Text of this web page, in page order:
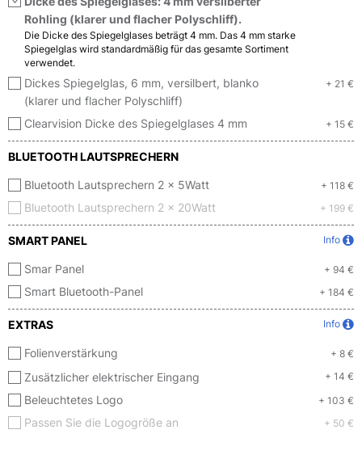
Rohling (klarer und flacher Polyschliff).
Die Dicke des Spiegelglases beträgt 4 mm. Das 4 mm starke
Spiegelglas wird standardmäßig für das gesamte Sortiment
verwendet.
Dickes Spiegelglas, 6 mm, versilbert, blanko
(klarer und flacher Polyschliff)
+ 21 €
Clearvision Dicke des Spiegelglases 4 mm + 15 €
BLUETOOTH LAUTSPRECHERN
Bluetooth Lautsprechern 2 x 5Watt + 118 €
Bluetooth Lautsprechern 2 x 20Watt + 199 €
SMART PANEL Info
Smar Panel + 94 €
Smart Bluetooth-Panel + 184 €
EXTRAS Info
Folienverstärkung + 8 €
Zusätzlicher elektrischer Eingang + 14 €
Beleuchtetes Logo + 103 €
Passen Sie die Logogröße an + 50 €